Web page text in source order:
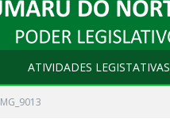
ATIVIDADES LEGISTATIVAS